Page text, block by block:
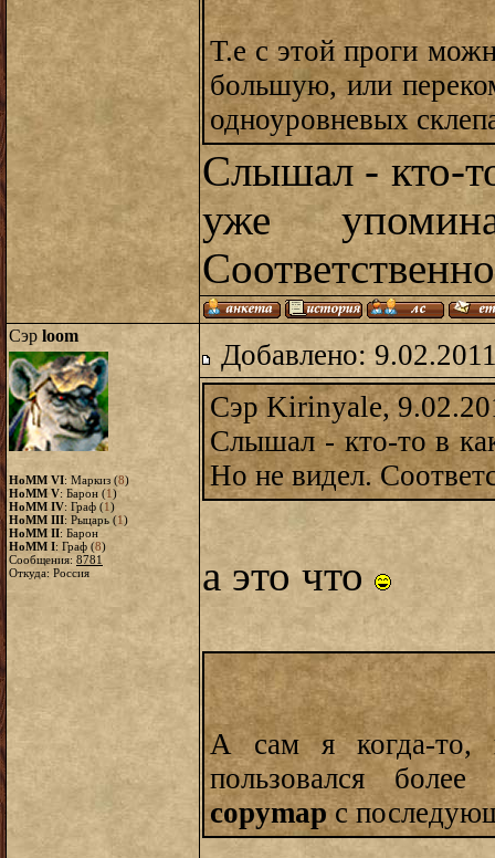
Т.е с этой проги
большую, или
одноуровневых
Слышал - кто-
уже
Сэр loom
HoMM VI: Маркиз (8)
HoMM V: Барон (1)
HoMM IV: Граф (1)
HoMM III: Рыцарь (1)
HoMM II: Барон
HoMM I: Граф (8)
Сообщения: 8781
Откуда: Россия
Добавлено:
Сэр Kirinyale,
Слышал - кто-то в
Но не видел.
а это что
А сам я когда-то,
пользовался
copymapс